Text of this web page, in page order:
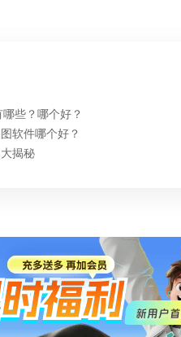
些？哪个好？
软件哪个好？
揭秘